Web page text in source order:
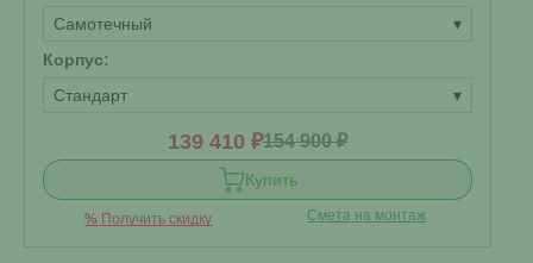
Самотечный
▾
Корпус:
Стандарт
▾
139 410 ₽154 900 ₽
Купить
% Получить скидку Смета на монтаж